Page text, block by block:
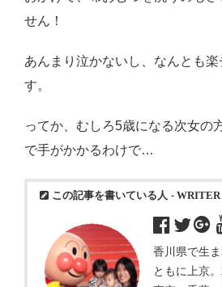
せん！
あんまり泣かないし、なんとも
す。
ってか、むしろ5歳になる次女の
で手がかかるわけで…
この記事を書いている人 - WRITER
香川県で生
ともに上京